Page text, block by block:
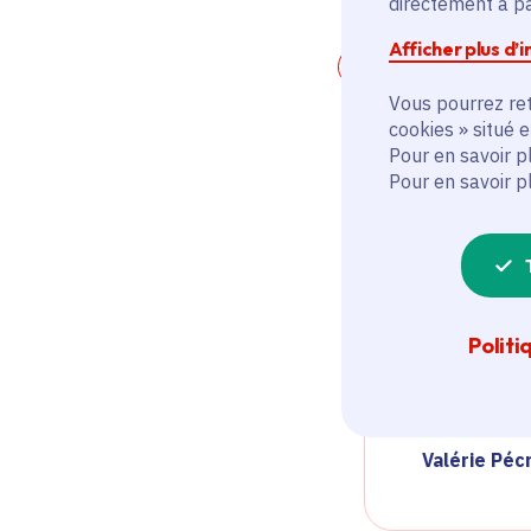
Afficher plus
Vous pourrez
cookies » situé
Pour en savoir
Pour en savoir
Je veux
nous
Grâce
Valérie